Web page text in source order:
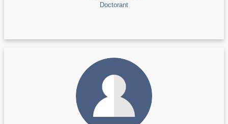
Doctorant